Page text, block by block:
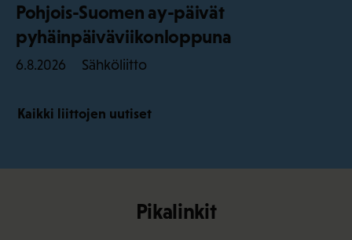
Pohjois-Suomen ay-päivät
pyhäinpäiväviikonloppuna
6.8.2026 Sähköliitto
Kaikki liittojen uutiset
Pikalinkit